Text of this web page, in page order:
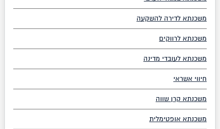
משכנתא לדירה להשקעה
משכנתא לרווקים
משכנתא לעובדי מדינה
חיווי אשראי
משכנתא קרן שווה
משכנתא אופטימלית